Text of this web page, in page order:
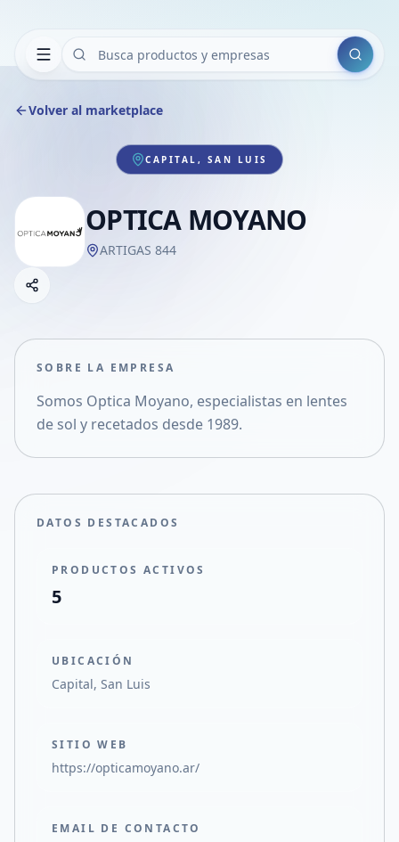
Buscar
Volver al marketplace
CAPITAL, SAN LUIS
OPTICA MOYANO
ARTIGAS 844
Compartir empresa
Compartir en X
SOBRE LA EMPRESA
Somos Optica Moyano, especialistas en lentes
de sol y recetados desde 1989.
DATOS DESTACADOS
PRODUCTOS ACTIVOS
5
UBICACIÓN
Capital, San Luis
SITIO WEB
https://opticamoyano.ar/
EMAIL DE CONTACTO